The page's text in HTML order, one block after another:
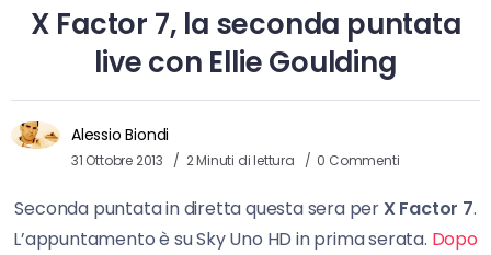
X Factor 7, la seconda puntata
live con Ellie Goulding
Alessio Biondi
31 Ottobre 2013 2 Minuti di lettura 0 Commenti
Seconda puntata in diretta questa sera perX Factor 7.
L’appuntamento è su Sky Uno HD in prima serata. Dopo